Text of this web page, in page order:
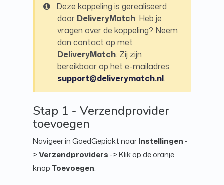
Deze koppeling is gerealiseerd
door DeliveryMatch. Heb je
vragen over de koppeling? Neem
dan contact op met
DeliveryMatch. Zij zijn
bereikbaar op het e-mailadres
support@deliverymatch.nl.
Stap 1 - Verzendprovider
toevoegen
Navigeer in GoedGepickt naarInstellingen -
>Verzendproviders -> Klik op de oranje
knop Toevoegen.